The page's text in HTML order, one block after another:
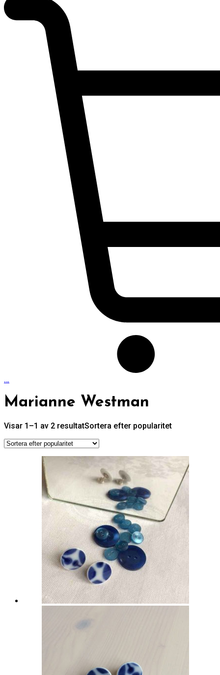
…
Marianne Westman
Visar 1–1 av 2 resultatSortera efter popularitet